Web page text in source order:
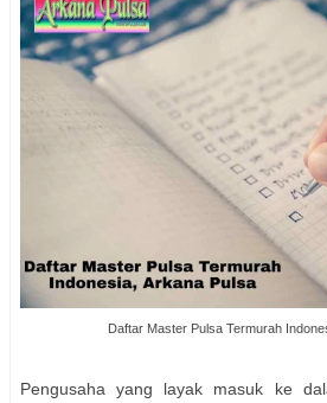
Daftar Master Pulsa Termurah
Pengusaha yang layak masuk ke